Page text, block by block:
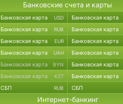
Банковские счета и карты
Банковская карта USD Банковская карта
Банковская карта RUB Банковская карта
Банковская карта EUR Банковская карта
Банковская карта UAH Банковская карта
Банковская карта BYN Банковская карта
Банковская карта KZT Банковская карта
СБП RUB СБП
Интернет-банкинг